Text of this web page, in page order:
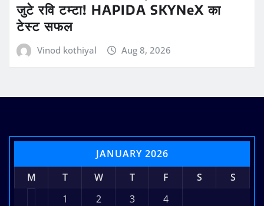
जुटे रवि टम्टा! HAPIDA SKYNeX का
टेस्ट सफल
Vinod kothiyal Aug 8, 2026
JANUARY 2026
M
T W T F S
S
1
2 3
4